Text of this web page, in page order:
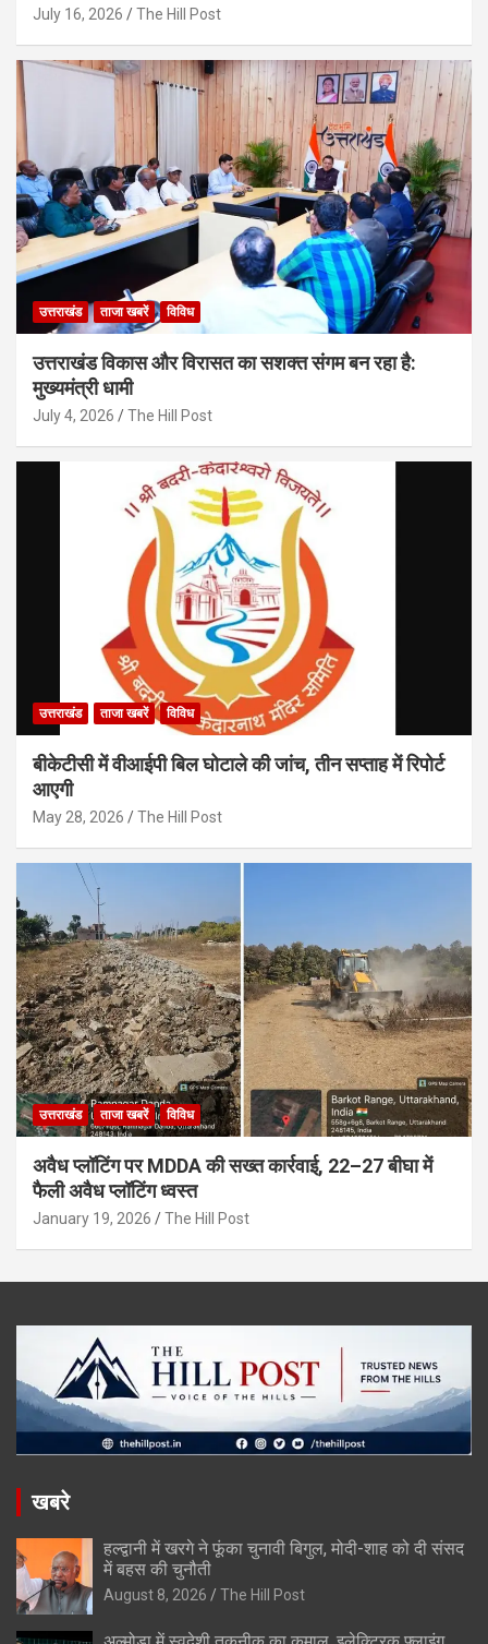
July 16, 2026 The Hill Post
उत्तराखंड ताजा खबरें विविध
उत्तराखंड विकास और विरासत का सशक्त संगम बन रहा है:
मुख्यमंत्री धामी
July 4, 2026 The Hill Post
उत्तराखंड ताजा खबरें विविध
बीकेटीसी में वीआईपी बिल घोटाले की जांच, तीन सप्ताह में रिपोर्ट
आएगी
May 28, 2026 The Hill Post
उत्तराखंड ताजा खबरें विविध
अवैध प्लॉटिंग पर MDDA की सख्त कार्रवाई, 22–27 बीघा में
फैली अवैध प्लॉटिंग ध्वस्त
January 19, 2026 The Hill Post
खबरे
हल्द्वानी में खरगे ने फूंका चुनावी बिगुल, मोदी-शाह को दी संसद
में बहस की चुनौती
August 8, 2026 The Hill Post